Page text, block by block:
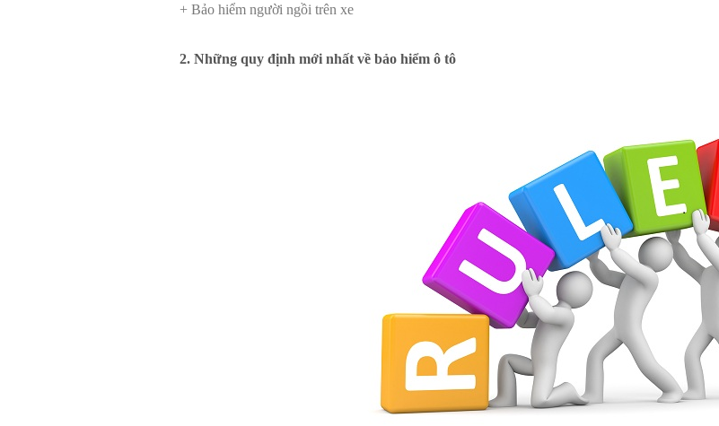
+ Bảo hiểm người ngồi trên xe
2. Những quy định mới nhất về bảo hiểm ô tô